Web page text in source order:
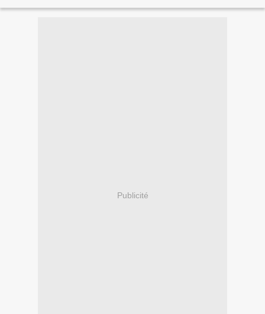
Publicité